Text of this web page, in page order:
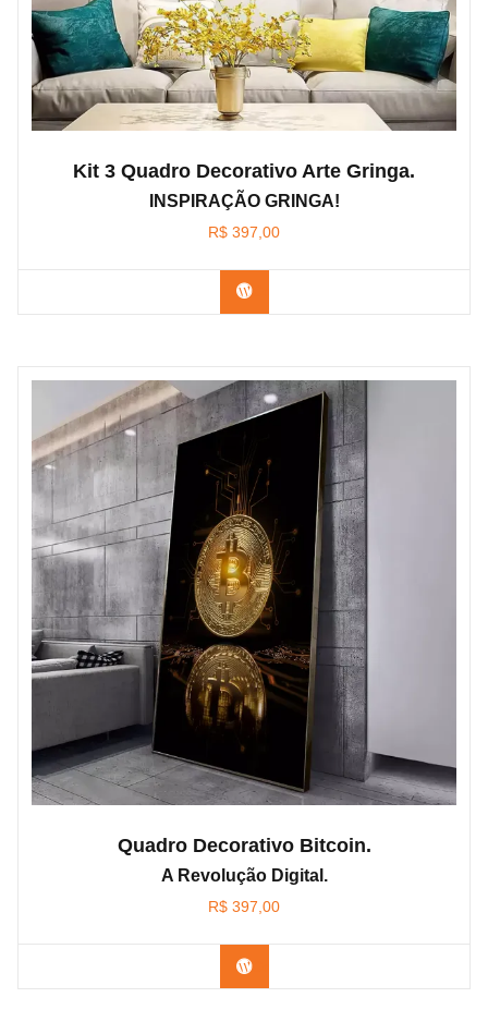
Kit 3 Quadro Decorativo Arte Gringa.
INSPIRAÇÃO GRINGA!
R$ 397,00
Confira os modelos
Quadro Decorativo Bitcoin.
A Revolução Digital.
R$ 397,00
Confira os modelos